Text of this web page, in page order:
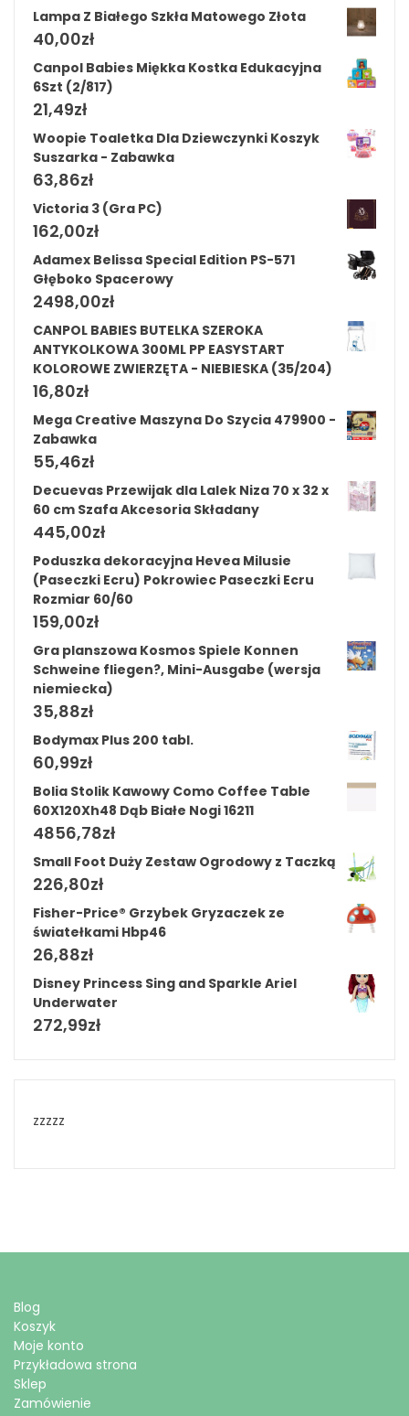
Lampa Z Białego Szkła Matowego Złota
40,00zł
Canpol Babies Miękka Kostka Edukacyjna
6Szt (2/817)
21,49zł
Woopie Toaletka Dla Dziewczynki Koszyk
Suszarka - Zabawka
63,86zł
Victoria 3 (Gra PC)
162,00zł
Adamex Belissa Special Edition PS-571
Głęboko Spacerowy
2498,00zł
CANPOL BABIES BUTELKA SZEROKA
ANTYKOLKOWA 300ML PP EASYSTART
KOLOROWE ZWIERZĘTA - NIEBIESKA (35/204)
16,80zł
Mega Creative Maszyna Do Szycia 479900 -
Zabawka
55,46zł
Decuevas Przewijak dla Lalek Niza 70 x 32 x
60 cm Szafa Akcesoria Składany
445,00zł
Poduszka dekoracyjna Hevea Milusie
(Paseczki Ecru) Pokrowiec Paseczki Ecru
Rozmiar 60/60
159,00zł
Gra planszowa Kosmos Spiele Konnen
Schweine fliegen?, Mini-Ausgabe (wersja
niemiecka)
35,88zł
Bodymax Plus 200 tabl.
60,99zł
Bolia Stolik Kawowy Como Coffee Table
60X120Xh48 Dąb Białe Nogi 16211
4856,78zł
Small Foot Duży Zestaw Ogrodowy z Taczką
226,80zł
Fisher-Price® Grzybek Gryzaczek ze
światełkami Hbp46
26,88zł
Disney Princess Sing and Sparkle Ariel
Underwater
272,99zł
zzzzz
Blog
Koszyk
Moje konto
Przykładowa strona
Sklep
Zamówienie